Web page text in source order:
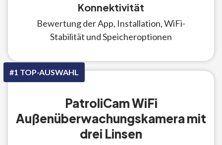
Konnektivität
Bewertung der App, Installation, WiFi-
Stabilität und Speicheroptionen
#1 TOP-AUSWAHL
PatroliCam WiFi
Außenüberwachungskamera mit
drei Linsen